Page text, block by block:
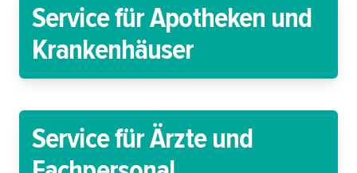
Service für Apotheken und
Krankenhäuser
Service für Ärzte und